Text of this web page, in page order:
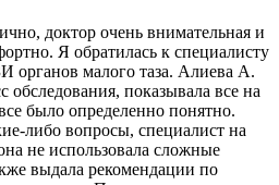
доктор очень внимательная и
Я обратилась к специалисту
органов малого таза. Алиева А.
обследования, показывала все на
было определенно понятно.
либо вопросы, специалист на
не использовала сложные
выдала рекомендации по